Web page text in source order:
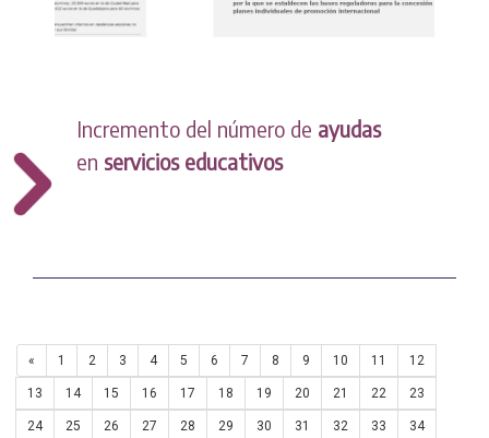
Incremento del número de ayudas
en servicios educativos
« 1 2 3 4 5 6 7 8 9 10 11 12
13 14 15 16 17 18 19 20 21 22 23
24 25 26 27 28 29 30 31 32 33 34